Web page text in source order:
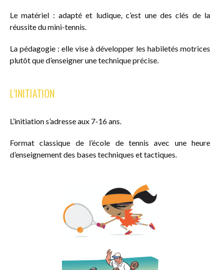
Le matériel : adapté et ludique, c’est une des clés de la
réussite du mini-tennis.
La pédagogie : elle vise à développer les habiletés motrices
plutôt que d’enseigner une technique précise.
L’INITIATION
L’initiation s’adresse aux 7-16 ans.
Format classique de l’école de tennis avec une heure
d’enseignement des bases techniques et tactiques.